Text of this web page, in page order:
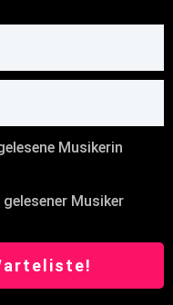
Musikerin
Musiker